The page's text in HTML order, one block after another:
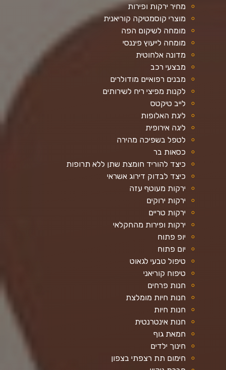
מחיר ירקות ופירות
מוצרי קוסמטיקה קוריאנית
מומחה לשיקום הפה
מומחה לייעוץ פיננסי
מדונה אלחוטית
מבצעי רכב
מבנים רפואיים מודולרים
לקנות מפיצי ריח לשירותים
לייב טיקטס
ליגת האלופות
ליגה אירופית
לטפל בשפיכה מהירה
כסאות בר
כיצד להוריד חומצת שתן ללא תרופות
כיצד לבדוק דירוג אשראי
ירקות מעוטף עזה
ירקות ירוקים
ירקות טריים
ירקות ופירות מהחקלאי
יופ פתוח
יום פתוח
טיפול טבעי לגאוט
טיפוח קוריאני
חנות פרחים
חנות חיות מומלצת
חנות חיות
חנות אינטרנטית
חמאת גוף
חינוך ילדים
חימום תת רצפתי בצפון